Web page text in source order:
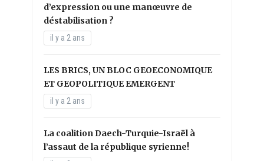
d’expression ou une manœuvre de
déstabilisation ?
il y a 2 ans
LES BRICS, UN BLOC GEOECONOMIQUE
ET GEOPOLITIQUE EMERGENT
il y a 2 ans
La coalition Daech-Turquie-Israël à
l’assaut de la république syrienne!